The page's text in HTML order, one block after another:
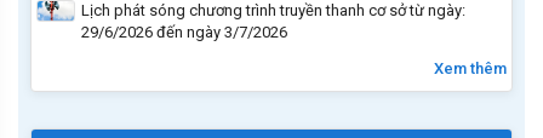
Lịch phát sóng chương trình truyền thanh cơ sở từ ngày:
29/6/2026 đến ngày 3/7/2026
Xem thêm